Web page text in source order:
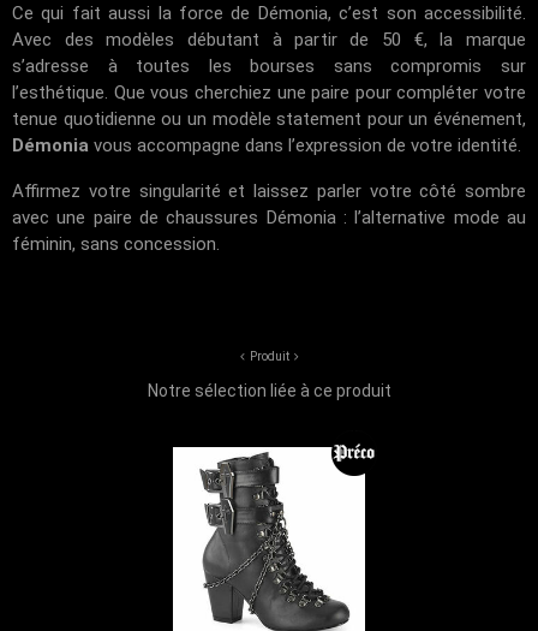
Ce qui fait aussi la force de Démonia, c’est son accessibilité.
Avec des modèles débutant à partir de 50 €, la marque
s’adresse à toutes les bourses sans compromis sur
l’esthétique. Que vous cherchiez une paire pour compléter votre
tenue quotidienne ou un modèle statement pour un événement,
Démonia vous accompagne dans l’expression de votre identité.
Affirmez votre singularité et laissez parler votre côté sombre
avec une paire de chaussures Démonia : l’alternative mode au
féminin, sans concession.
Produit
Notre sélection liée à ce produit